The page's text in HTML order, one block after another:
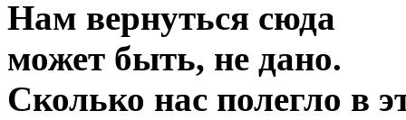
Нам вернуться сюда
может быть, не дано.
Сколько нас полегло в